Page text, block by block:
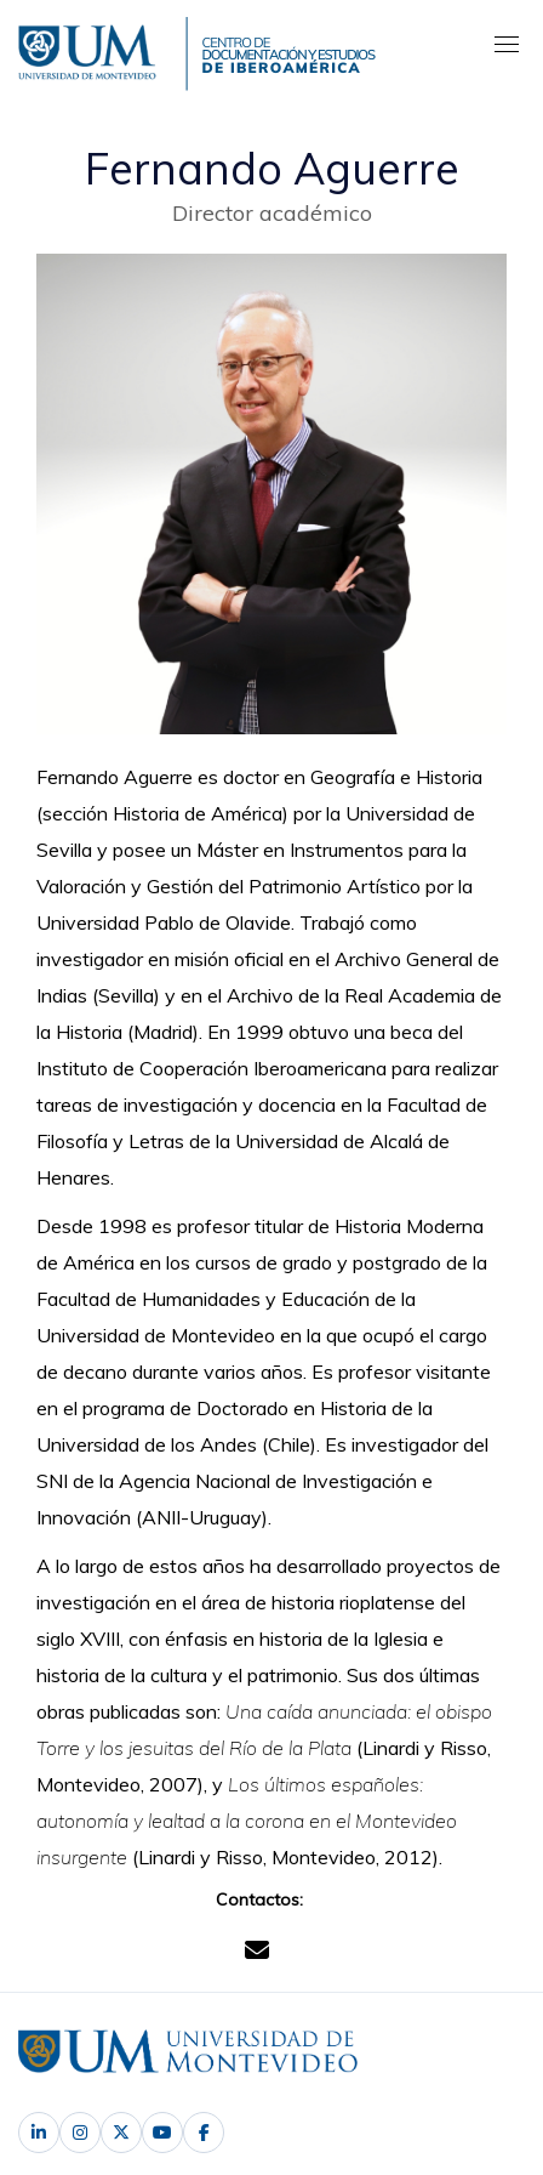
contenido
principal
Fernando Aguerre
Director académico
Fernando Aguerre es doctor en Geografía e Historia
(sección Historia de América) por la Universidad de
Sevilla y posee un Máster en Instrumentos para la
Valoración y Gestión del Patrimonio Artístico por la
Universidad Pablo de Olavide. Trabajó como
investigador en misión oficial en el Archivo General de
Indias (Sevilla) y en el Archivo de la Real Academia de
la Historia (Madrid). En 1999 obtuvo una beca del
Instituto de Cooperación Iberoamericana para realizar
tareas de investigación y docencia en la Facultad de
Filosofía y Letras de la Universidad de Alcalá de
Henares.
Desde 1998 es profesor titular de Historia Moderna
de América en los cursos de grado y postgrado de la
Facultad de Humanidades y Educación de la
Universidad de Montevideo en la que ocupó el cargo
de decano durante varios años. Es profesor visitante
en el programa de Doctorado en Historia de la
Universidad de los Andes (Chile). Es investigador del
SNI de la Agencia Nacional de Investigación e
Innovación (ANII-Uruguay).
A lo largo de estos años ha desarrollado proyectos de
investigación en el área de historia rioplatense del
siglo XVIII, con énfasis en historia de la Iglesia e
historia de la cultura y el patrimonio. Sus dos últimas
obras publicadas son: Una caída anunciada: el obispo
Torre y los jesuitas del Río de la Plata (Linardi y Risso,
Montevideo, 2007), y Los últimos españoles:
autonomía y lealtad a la corona en el Montevideo
insurgente (Linardi y Risso, Montevideo, 2012).
Contactos: